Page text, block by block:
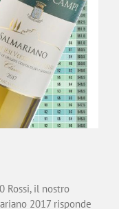
Rossi, il nostro
2017 risponde